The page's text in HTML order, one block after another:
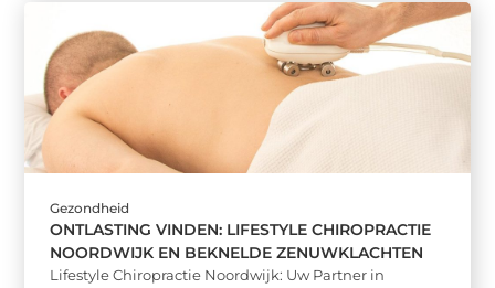
Gezondheid
ONTLASTING VINDEN: LIFESTYLE CHIROPRACTIE
NOORDWIJK EN BEKNELDE ZENUWKLACHTEN
Lifestyle Chiropractie Noordwijk: Uw Partner in